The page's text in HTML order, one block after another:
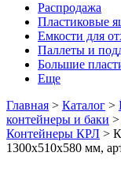
Распродажа
Пластиковые
Емкости для
Паллеты и
Большие
Еще
Главная > Каталог >
контейнеры и баки >
Контейнеры КРЛ >
1300х510х580 мм,